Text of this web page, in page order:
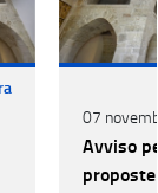
07
Avviso